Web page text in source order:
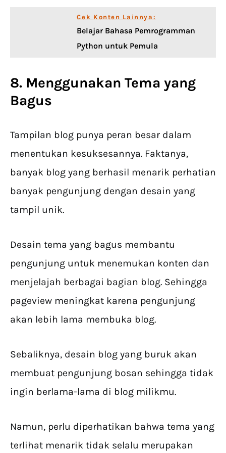
Cek Konten Lainnya:
Belajar Bahasa Pemrogramman
Python untuk Pemula
8. Menggunakan Tema yang
Bagus
Tampilan blog punya peran besar dalam
menentukan kesuksesannya. Faktanya,
banyak blog yang berhasil menarik perhatian
banyak pengunjung dengan desain yang
tampil unik.
Desain tema yang bagus membantu
pengunjung untuk menemukan konten dan
menjelajah berbagai bagian blog. Sehingga
pageview meningkat karena pengunjung
akan lebih lama membuka blog.
Sebaliknya, desain blog yang buruk akan
membuat pengunjung bosan sehingga tidak
ingin berlama-lama di blog milikmu.
Namun, perlu diperhatikan bahwa tema yang
terlihat menarik tidak selalu merupakan